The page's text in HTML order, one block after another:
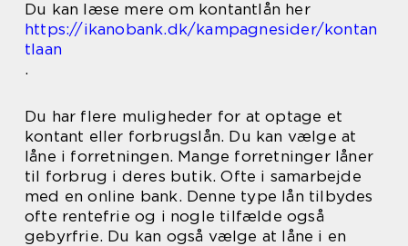
Du kan læse mere om kontantlån her
https://ikanobank.dk/kampagnesider/kontan
tlaan
.
Du har flere muligheder for at optage et
kontant eller forbrugslån. Du kan vælge at
låne i forretningen. Mange forretninger låner
til forbrug i deres butik. Ofte i samarbejde
med en online bank. Denne type lån tilbydes
ofte rentefrie og i nogle tilfælde også
gebyrfrie. Du kan også vælge at låne i en